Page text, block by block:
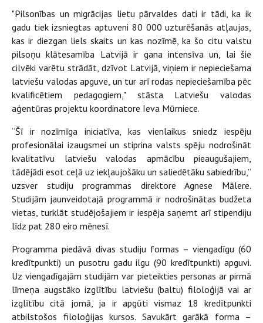
"Pilsonības un migrācijas lietu pārvaldes dati ir tādi, ka ik
gadu tiek izsniegtas aptuveni 80 000 uzturēšanās atļaujas,
kas ir diezgan liels skaits un kas nozīmē, ka šo citu valstu
pilsoņu klātesamība Latvijā ir gana intensīva un, lai šie
cilvēki varētu strādāt, dzīvot Latvijā, viņiem ir nepieciešama
latviešu valodas apguve, un tur arī rodas nepieciešamība pēc
kvalificētiem pedagogiem," stāsta Latviešu valodas
aģentūras projektu koordinatore Ieva Mūrniece.
“Šī ir nozīmīga iniciatīva, kas vienlaikus sniedz iespēju
profesionālai izaugsmei un stiprina valsts spēju nodrošināt
kvalitatīvu latviešu valodas apmācību pieaugušajiem,
tādējādi esot ceļā uz iekļaujošāku un saliedētāku sabiedrību,”
uzsver studiju programmas direktore Agnese Mālere.
Studijām jaunveidotajā programmā ir nodrošinātas budžeta
vietas, turklāt studējošajiem ir iespēja saņemt arī stipendiju
līdz pat 280 eiro mēnesī.
Programma piedāvā divas studiju formas – viengadīgu (60
kredītpunkti) un pusotru gadu ilgu (90 kredītpunkti) apguvi.
Uz viengadīgajām studijām var pieteikties personas ar pirmā
līmeņa augstāko izglītību latviešu (baltu) filoloģijā vai ar
izglītību citā jomā, ja ir apgūti vismaz 18 kredītpunkti
atbilstošos filoloģijas kursos. Savukārt garākā forma –